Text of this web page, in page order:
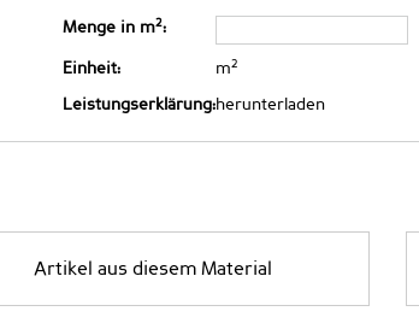
Menge in m2:
Einheit: m2
Leistungserklärung:herunterladen
Artikel aus diesem Material